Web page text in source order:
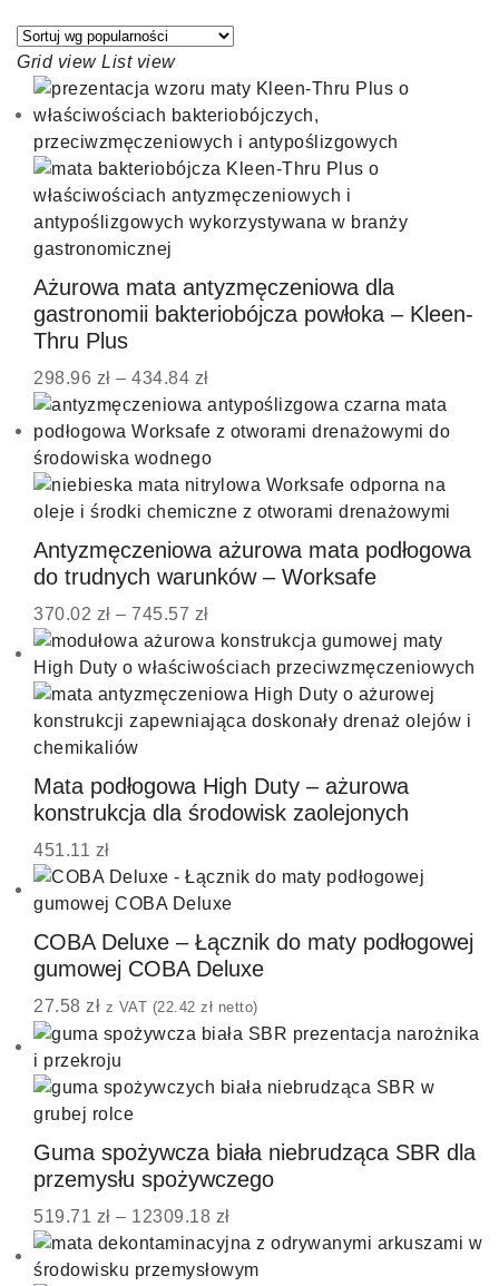
Grid view List view
Ażurowa mata antyzmęczeniowa dla
gastronomii bakteriobójcza powłoka – Kleen-
Thru Plus
298.96 zł – 434.84 zł
Antyzmęczeniowa ażurowa mata podłogowa
do trudnych warunków – Worksafe
370.02 zł – 745.57 zł
Mata podłogowa High Duty – ażurowa
konstrukcja dla środowisk zaolejonych
451.11 zł
COBA Deluxe – Łącznik do maty podłogowej
gumowej COBA Deluxe
27.58 zł z VAT (22.42 zł netto)
Guma spożywcza biała niebrudząca SBR dla
przemysłu spożywczego
519.71 zł – 12309.18 zł